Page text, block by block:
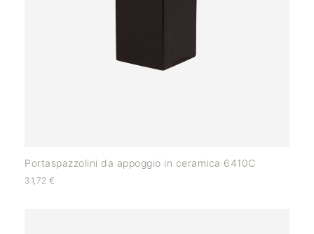
Portaspazzolini da appoggio in ceramica 6410C
31,72 €